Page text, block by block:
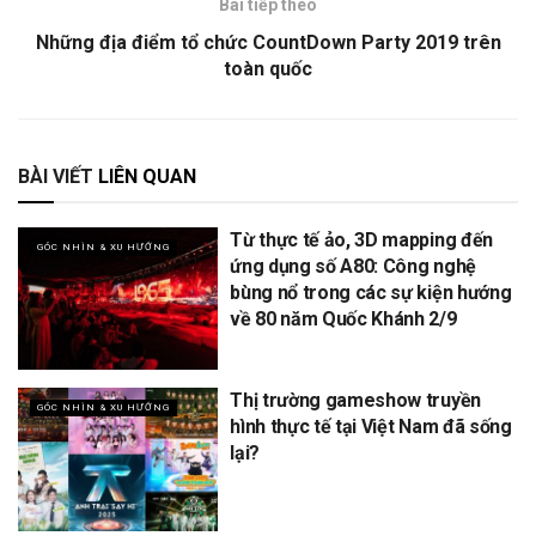
Bài tiếp theo
Những địa điểm tổ chức CountDown Party 2019 trên
toàn quốc
BÀI VIẾT LIÊN QUAN
GÓC NHÌN & XU HƯỚNG
Từ thực tế ảo, 3D mapping đến
ứng dụng số A80: Công nghệ
bùng nổ trong các sự kiện hướng
về 80 năm Quốc Khánh 2/9
GÓC NHÌN & XU HƯỚNG
Thị trường gameshow truyền
hình thực tế tại Việt Nam đã sống
lại?